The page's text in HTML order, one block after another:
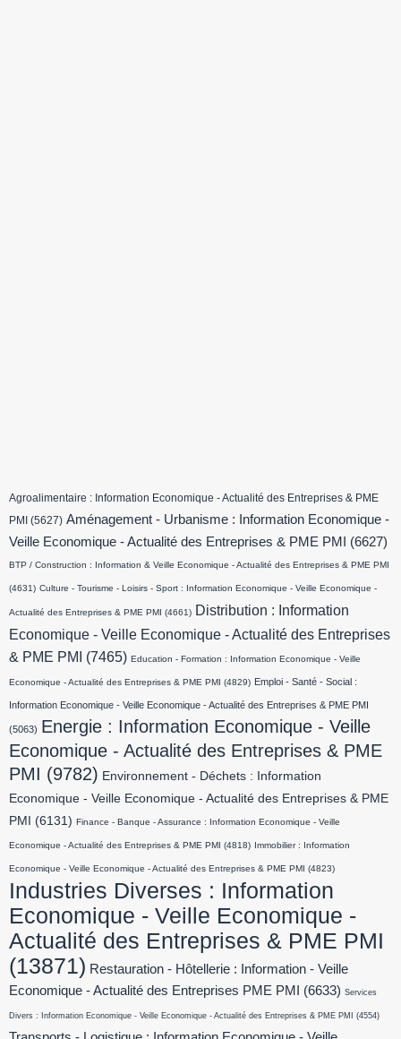
Agroalimentaire : Information Economique - Actualité des Entreprises & PME
PMI (5627) Aménagement - Urbanisme : Information Economique -
Veille Economique - Actualité des Entreprises & PME PMI
(6627)
BTP / Construction : Information & Veille Economique - Actualité des Entreprises & PME PMI
(4631) Culture - Tourisme - Loisirs - Sport : Information Economique - Veille Economique -
Actualité des Entreprises & PME PMI (4661) Distribution : Information
Economique - Veille Economique - Actualité des Entreprises
& PME PMI
(7465) Education - Formation : Information Economique - Veille
Economique - Actualité des Entreprises & PME PMI (4829) Emploi - Santé - Social :
Information Economique - Veille Economique - Actualité des Entreprises & PME PMI
(5063) Energie : Information Economique - Veille
Economique - Actualité des Entreprises & PME
PMI (9782) Environnement - Déchets : Information
Economique - Veille Economique - Actualité des Entreprises & PME
PMI
(6131) Finance - Banque - Assurance : Information Economique - Veille
Economique - Actualité des Entreprises & PME PMI (4818) Immobilier : Information
Economique - Veille Economique - Actualité des Entreprises & PME PMI (4823)
Industries Diverses : Information
Economique - Veille Economique -
Actualité des Entreprises & PME PMI
(13871) Restauration - Hôtellerie : Information - Veille
Economique - Actualité des Entreprises PME PMI
(6633) Services
Divers : Information Economique - Veille Economique - Actualité des Entreprises & PME PMI (4554)